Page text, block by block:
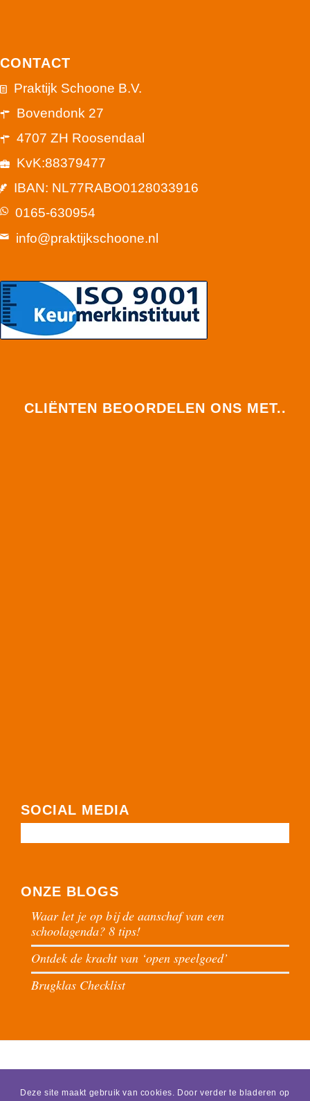
CONTACT
Praktijk Schoone B.V.
Bovendonk 27
4707 ZH Roosendaal
KvK:88379477
IBAN: NL77RABO0128033916
0165-630954
info@praktijkschoone.nl
CLIËNTEN BEOORDELEN ONS MET..
SOCIAL MEDIA
ONZE BLOGS
Waar let je op bij de aanschaf van een
schoolagenda? 8 tips!
Ontdek de kracht van ‘open speelgoed’
Brugklas Checklist
Deze site maakt gebruik van cookies. Door verder te bladeren op